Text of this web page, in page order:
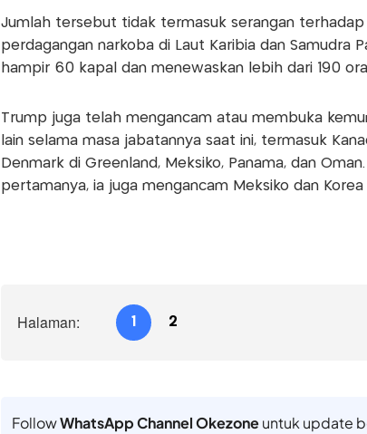
Jumlah tersebut tidak termasuk serangan
perdagangan narkoba di Laut Karibia dan Samudra
hampir 60 kapal dan menewaskan lebih dari 190
Trump juga telah mengancam atau membuka
lain selama masa jabatannya saat ini, termasuk
Denmark di Greenland, Meksiko, Panama, dan
pertamanya, ia juga mengancam Meksiko dan Korea
Halaman: 1 2
FollowWhatsApp Channel Okezoneuntuk update